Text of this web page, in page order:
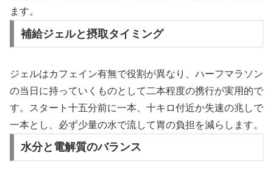
ます。
補給ジェルと摂取タイミング
ジェルはカフェイン有無で役割が異なり、ハーフマラソン
の当日に持っていくものとして二本程度の携行が実用的で
す。スタート十五分前に一本、十キロ付近か失速の兆しで
一本とし、必ず少量の水で流して胃の負担を減らします。
水分と電解質のバランス